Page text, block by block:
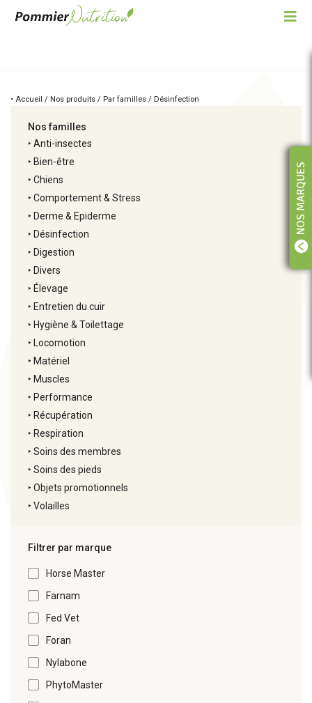
NOS MARQUES
• Accueil / Nos produits / Par familles / Désinfection
Nos familles
‣Anti-insectes
‣ Bien-être
‣Chiens
‣Comportement & Stress
‣ Derme & Epiderme
‣ Désinfection
‣ Digestion
‣ Divers
‣ Élevage
‣ Entretien du cuir
‣ Hygiène & Toilettage
‣ Locomotion
‣ Matériel
‣ Muscles
‣ Performance
‣ Récupération
‣ Respiration
‣Soins des membres
‣Soins des pieds
‣Objets promotionnels
‣Volailles
Filtrer par marque
Horse Master
Farnam
Fed Vet
Foran
Nylabone
PhytoMaster